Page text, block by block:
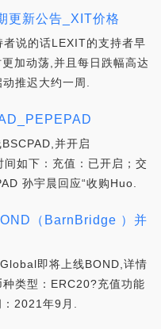
更新公告_XIT价格
说的话LEXIT的支持者早
加动荡,并且每日跌幅高达
推迟大约一周.
并开启
如下：充值：已开启；交
孙宇晨回应“收购Huo.
（BarnBridge ）并
即将上线BOND,详情
类型：ERC20?充值功能
2021年9月.